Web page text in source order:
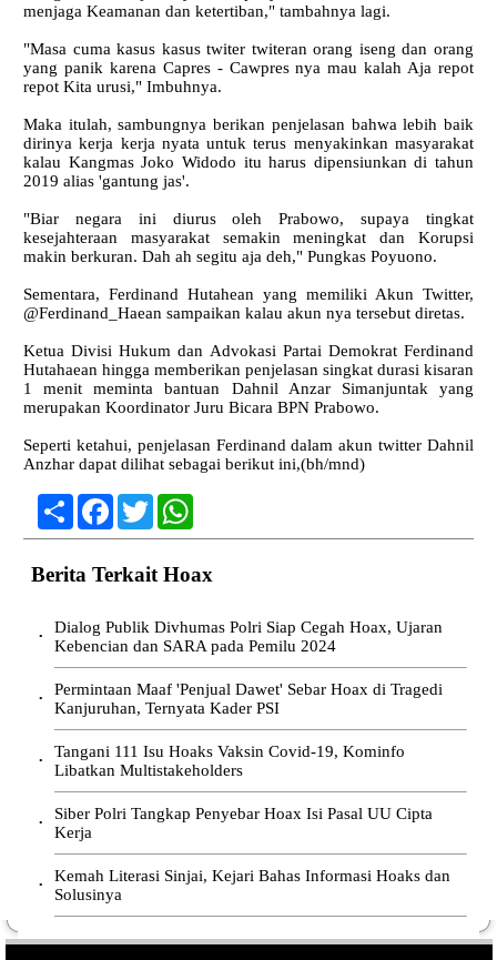
menjaga Keamanan dan ketertiban," tambahnya lagi.
"Masa cuma kasus kasus twiter twiteran orang iseng dan orang
yang panik karena Capres - Cawpres nya mau kalah Aja repot
repot Kita urusi," Imbuhnya.
Maka itulah, sambungnya berikan penjelasan bahwa lebih baik
dirinya kerja kerja nyata untuk terus menyakinkan masyarakat
kalau Kangmas Joko Widodo itu harus dipensiunkan di tahun
2019 alias 'gantung jas'.
"Biar negara ini diurus oleh Prabowo, supaya tingkat
kesejahteraan masyarakat semakin meningkat dan Korupsi
makin berkuran. Dah ah segitu aja deh," Pungkas Poyuono.
Sementara, Ferdinand Hutahean yang memiliki Akun Twitter,
@Ferdinand_Haean sampaikan kalau akun nya tersebut diretas.
Ketua Divisi Hukum dan Advokasi Partai Demokrat Ferdinand
Hutahaean hingga memberikan penjelasan singkat durasi kisaran
1 menit meminta bantuan Dahnil Anzar Simanjuntak yang
merupakan Koordinator Juru Bicara BPN Prabowo.
Seperti ketahui, penjelasan Ferdinand dalam akun twitter Dahnil
Anzhar dapat dilihat sebagai berikut ini,(bh/mnd)
ShareFacebook
TwitterWhatsApp
Berita Terkait Hoax
•
Dialog Publik Divhumas Polri Siap Cegah Hoax, Ujaran
Kebencian dan SARA pada Pemilu 2024
•
Permintaan Maaf 'Penjual Dawet' Sebar Hoax di Tragedi
Kanjuruhan, Ternyata Kader PSI
•
Tangani 111 Isu Hoaks Vaksin Covid-19, Kominfo
Libatkan Multistakeholders
•
Siber Polri Tangkap Penyebar Hoax Isi Pasal UU Cipta
Kerja
•
Kemah Literasi Sinjai, Kejari Bahas Informasi Hoaks dan
Solusinya